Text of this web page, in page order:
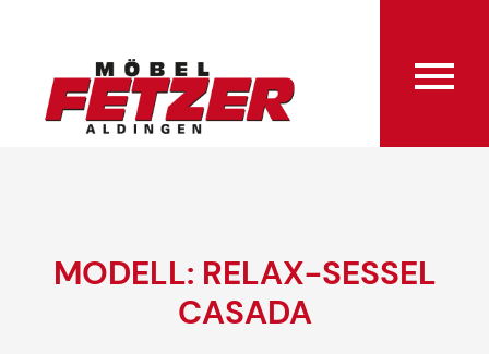
MODELL: RELAX-SESSEL
CASADA